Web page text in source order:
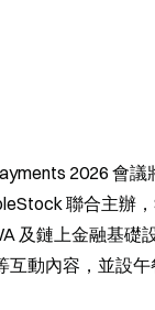
2026 會
聯合主辦
及鏈上金融基
動內容，並設